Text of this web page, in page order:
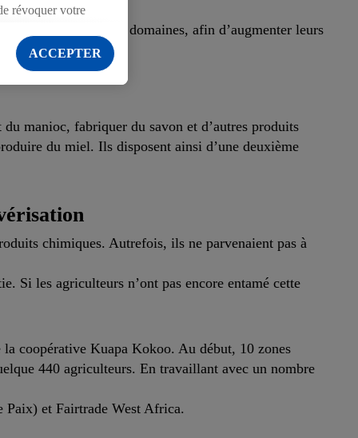
de cacao dans deux domaines, afin d’augmenter leurs
manioc, fabriquer du savon et d’autres produits
du miel. Ils disposent ainsi d’une deuxième
chimiques. Autrefois, ils ne parvenaient pas à
Si les agriculteurs n’ont pas encore entamé cette
coopérative Kuapa Kokoo. Au début, 10 zones
440 agriculteurs. En travaillant avec un nombre
Paix) et Fairtrade West Africa.
révoquer votre
ACCEPTER